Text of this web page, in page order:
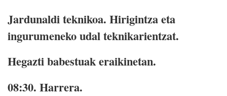
Jardunaldi teknikoa. Hirigintza eta
ingurumeneko udal teknikarientzat.
Hegazti babestuak eraikinetan.
08:30. Harrera.